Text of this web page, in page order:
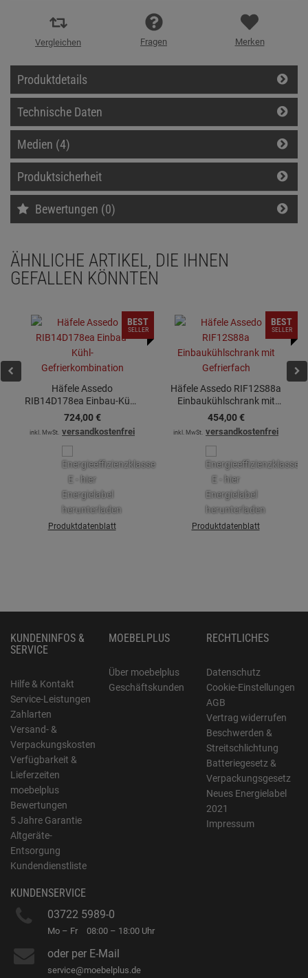
Vergleichen Fragen Merken
Produktdetails
Technische Daten
Medien (4)
Produktsicherheit
Bewertungen (0)
ÄHNLICHE ARTIKEL, DIE IHNEN
GEFALLEN KÖNNTEN
Häfele Assedo
RIB14D178ea Einbau-Kühl-
Gefrierkombination
724,00 €
inkl. MwSt. versandkostenfrei
Produktdatenblatt
BEST
SELLER
Häfele Assedo RIF12S88a
Einbaukühlschrank mit
Gefrierfach
454,00 €
inkl. MwSt. versandkostenfrei
Produktdatenblatt
BEST
SELLER
KUNDENINFOS &
SERVICE
Hilfe & Kontakt
Service-Leistungen
Zahlarten
Versand- &
Verpackungskosten
Verfügbarkeit &
Lieferzeiten
moebelplus
Bewertungen
5 Jahre Garantie
Altgeräte-
Entsorgung
Kundendienstliste
MOEBELPLUS
Über moebelplus
Geschäftskunden
RECHTLICHES
Datenschutz
Cookie-Einstellungen
AGB
Vertrag widerrufen
Beschwerden &
Streitschlichtung
Batteriegesetz &
Verpackungsgesetz
Neues Energielabel
2021
Impressum
KUNDENSERVICE
03722 5989-0
Mo – Fr 08:00 – 18:00 Uhr
oder per E-Mail
service@moebelplus.de